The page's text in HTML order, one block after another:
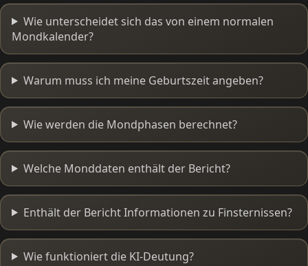
Wie unterscheidet sich das von einem normalen
Mondkalender?
Warum muss ich meine Geburtszeit angeben?
Wie werden die Mondphasen berechnet?
Welche Monddaten enthält der Bericht?
Enthält der Bericht Informationen zu Finsternissen?
Wie funktioniert die KI-Deutung?